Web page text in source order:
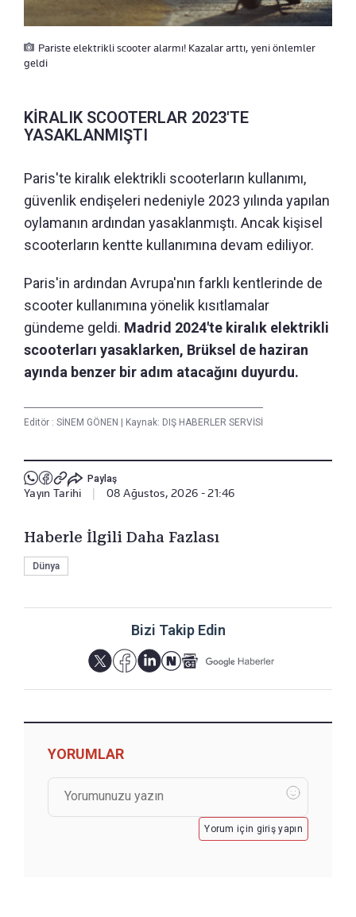
Pariste elektrikli scooter alarmı! Kazalar arttı, yeni önlemler
geldi
KİRALIK SCOOTERLAR 2023'TE
YASAKLANMIŞTI
Paris'te kiralık elektrikli scooterların kullanımı,
güvenlik endişeleri nedeniyle 2023 yılında yapılan
oylamanın ardından yasaklanmıştı. Ancak kişisel
scooterların kentte kullanımına devam ediliyor.
Paris'in ardından Avrupa'nın farklı kentlerinde de
scooter kullanımına yönelik kısıtlamalar
gündeme geldi. Madrid 2024'te kiralık elektrikli
scooterları yasaklarken, Brüksel de haziran
ayında benzer bir adım atacağını duyurdu.
Editör : SİNEM GÖNEN | Kaynak: DIŞ HABERLER SERVİSİ
Paylaş
Yayın Tarihi 08 Ağustos, 2026 - 21:46
Haberle İlgili Daha Fazlası
Dünya
Bizi Takip Edin
YORUMLAR
Yorum için giriş yapın